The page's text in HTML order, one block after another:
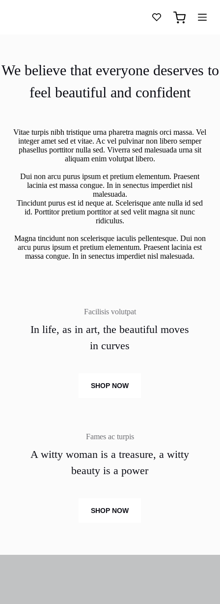
o
Shopping
We believe that everyone deserves to
feel beautiful and confident
Vitae turpis nibh tristique urna pharetra magnis orci massa. Vel
integer amet sed et vitae. Ac vel pulvinar non libero semper
phasellus porttitor nulla sed. Viverra sed malesuada urna sit
aliquam enim volutpat libero.
Dui non arcu purus ipsum et pretium elementum. Praesent
lacinia est massa congue. In in senectus imperdiet nisl
malesuada.
Tincidunt purus est id neque at. Scelerisque ante nulla id sed
id. Porttitor pretium porttitor at sed velit magna sit nunc
ridiculus.
Magna tincidunt non scelerisque iaculis pellentesque. Dui non
arcu purus ipsum et pretium elementum. Praesent lacinia est
massa congue. In in senectus imperdiet nisl malesuada.
Facilisis volutpat
In life, as in art, the beautiful moves
in curves
SHOP NOW
Fames ac turpis
A witty woman is a treasure, a witty
beauty is a power
SHOP NOW